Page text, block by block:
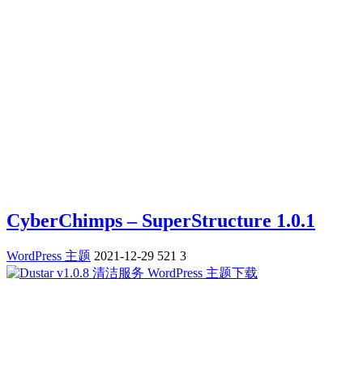
CyberChimps – SuperStructure 1.0.1
WordPress 主题 2021-12-29 521 3